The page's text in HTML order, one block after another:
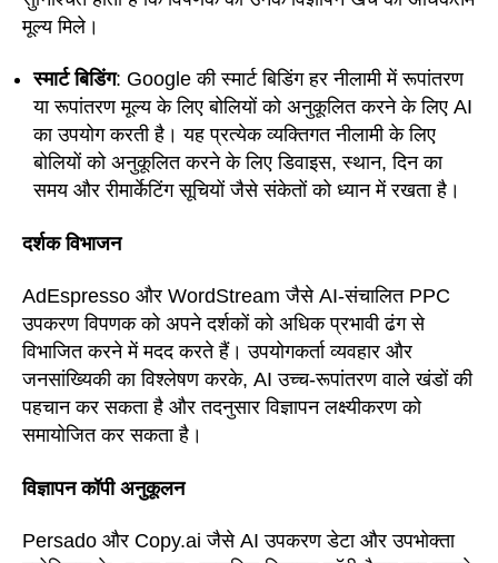
मूल्य मिले।
स्मार्ट बिडिंग: Google की स्मार्ट बिडिंग हर नीलामी में रूपांतरण
या रूपांतरण मूल्य के लिए बोलियों को अनुकूलित करने के लिए AI
का उपयोग करती है। यह प्रत्येक व्यक्तिगत नीलामी के लिए
बोलियों को अनुकूलित करने के लिए डिवाइस, स्थान, दिन का
समय और रीमार्केटिंग सूचियों जैसे संकेतों को ध्यान में रखता है।
दर्शक विभाजन
AdEspresso और WordStream जैसे AI-संचालित PPC
उपकरण विपणक को अपने दर्शकों को अधिक प्रभावी ढंग से
विभाजित करने में मदद करते हैं। उपयोगकर्ता व्यवहार और
जनसांख्यिकी का विश्लेषण करके, AI उच्च-रूपांतरण वाले खंडों की
पहचान कर सकता है और तदनुसार विज्ञापन लक्ष्यीकरण को
समायोजित कर सकता है।
विज्ञापन कॉपी अनुकूलन
Persado और Copy.ai जैसे AI उपकरण डेटा और उपभोक्ता